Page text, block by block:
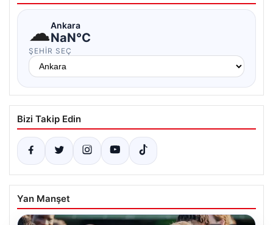
☁Ankara
NaN°C
ŞEHIR SEÇ
Bizi Takip Edin
Yan Manşet